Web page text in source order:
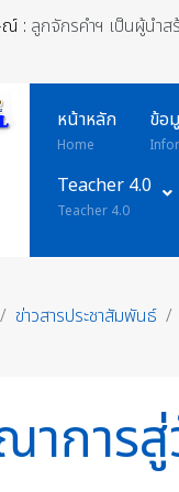
: ลูกจักรคำฯ เป็นผู้นำ
หน้าหลัก
Home
ข้อ
Teacher 4.0
Teacher 4.0
ข่าวสารประชาสัมพันธ์
การสู่